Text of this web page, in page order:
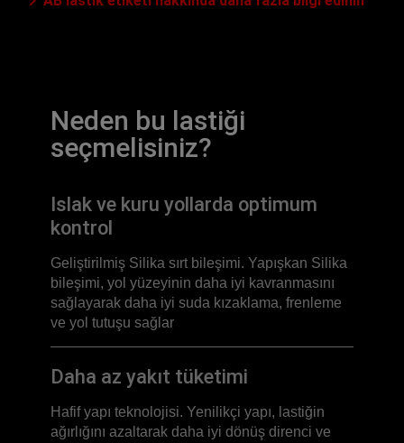
Neden bu lastiği
seçmelisiniz?
Islak ve kuru yollarda optimum
kontrol
Geliştirilmiş Silika sırt bileşimi. Yapışkan Silika
bileşimi, yol yüzeyinin daha iyi kavranmasını
sağlayarak daha iyi suda kızaklama, frenleme
ve yol tutuşu sağlar
Daha az yakıt tüketimi
Hafif yapı teknolojisi. Yenilikçi yapı, lastiğin
ağırlığını azaltarak daha iyi dönüş direnci ve